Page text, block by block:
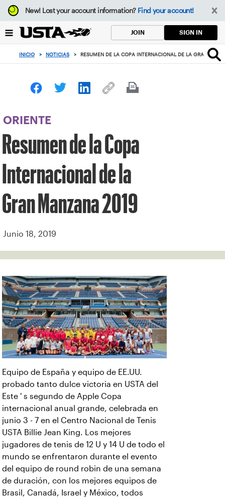
Enfoque
desde
botón
volver
principio
New!Lost your account information? Find your account!
JOIN SIGN IN
INICIO > NOTICIAS > RESUMEN DE LA COPA INTERNACIONAL DE LA GRAN
ORIENTE
Resumen de la Copa
Internacional de la
Gran Manzana 2019
Junio 18, 2019
Equipo de España y equipo de EE.UU.
probado tanto dulce victoria en USTA del
Este ' s segundo de Apple Copa
internacional anual grande, celebrada en
junio 3 - 7 en el Centro Nacional de Tenis
USTA Billie Jean King. Los mejores
jugadores de tenis de 12 U y 14 U de todo el
mundo se enfrentaron durante el evento
del equipo de round robin de una semana
de duración, con los mejores equipos de
Brasil, Canadá, Israel y México, todos